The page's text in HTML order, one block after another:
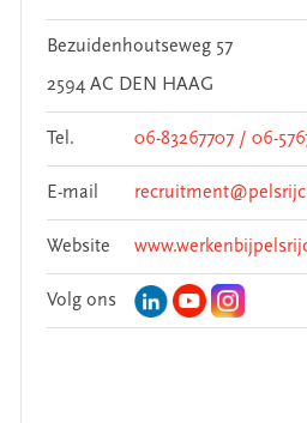
Bezuidenhoutseweg 57
2594 AC DEN HAAG
Tel. 06-83267707 / 06-
E-mail
Website
Volg ons